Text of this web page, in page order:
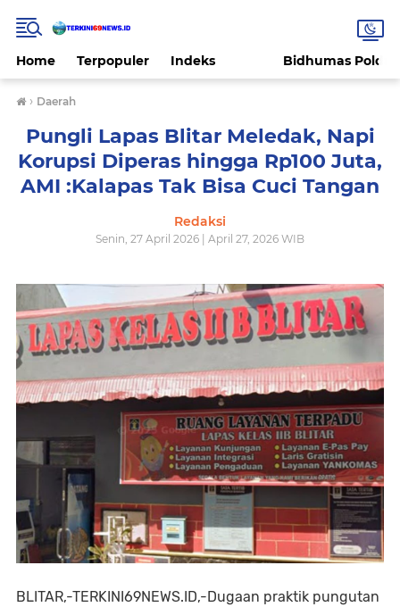
Home Terpopuler Indeks Bidhumas Polda
› Daerah
Pungli Lapas Blitar Meledak, Napi
Korupsi Diperas hingga Rp100 Juta,
AMI :Kalapas Tak Bisa Cuci Tangan
Redaksi
Senin, 27 April 2026 | April 27, 2026 WIB
BLITAR,-TERKINI69NEWS.ID,-Dugaan praktik pungutan